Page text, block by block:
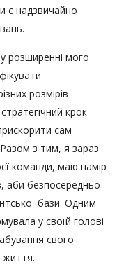
є надзвичайно
розширенні мого
розмірів
крок
сам
з тим, я зараз
команди, маю намір
аби безпосередньо
бази. Одним
у своїй голові
свого
життя.